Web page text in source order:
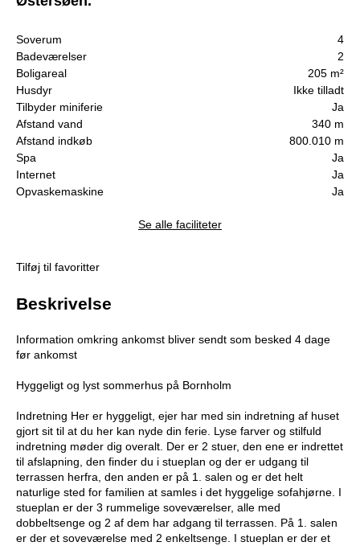
Soverum
4
Badeværelser
2
Boligareal
205 m²
Husdyr
Ikke tilladt
Tilbyder miniferie
Ja
Afstand vand
340 m
Afstand indkøb
800.010 m
Spa
Ja
Internet
Ja
Opvaskemaskine
Ja
Se alle faciliteter
Tilføj til favoritter
Beskrivelse
Information omkring ankomst bliver sendt som besked 4 dage
før ankomst
Hyggeligt og lyst sommerhus på Bornholm
Indretning Her er hyggeligt, ejer har med sin indretning af huset
gjort sit til at du her kan nyde din ferie. Lyse farver og stilfuld
indretning møder dig overalt. Der er 2 stuer, den ene er indrettet
til afslapning, den finder du i stueplan og der er udgang til
terrassen herfra, den anden er på 1. salen og er det helt
naturlige sted for familien at samles i det hyggelige sofahjørne. I
stueplan er der 3 rummelige soveværelser, alle med
dobbeltsenge og 2 af dem har adgang til terrassen. På 1. salen
er der et soveværelse med 2 enkeltsenge. I stueplan er der et